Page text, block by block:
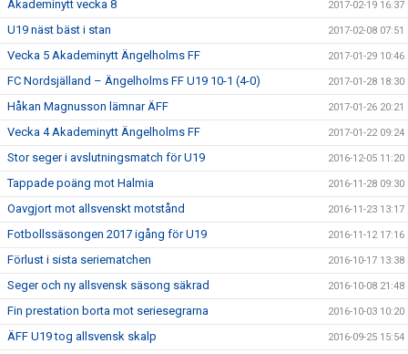
Akademinytt vecka 8 2017-02-19 16:37
U19 näst bäst i stan 2017-02-08 07:51
Vecka 5 Akademinytt Ängelholms FF 2017-01-29 10:46
FC Nordsjälland – Ängelholms FF U19 10-1 (4-0) 2017-01-28 18:30
Håkan Magnusson lämnar ÄFF 2017-01-26 20:21
Vecka 4 Akademinytt Ängelholms FF 2017-01-22 09:24
Stor seger i avslutningsmatch för U19 2016-12-05 11:20
Tappade poäng mot Halmia 2016-11-28 09:30
Oavgjort mot allsvenskt motstånd 2016-11-23 13:17
Fotbollssäsongen 2017 igång för U19 2016-11-12 17:16
Förlust i sista seriematchen 2016-10-17 13:38
Seger och ny allsvensk säsong säkrad 2016-10-08 21:48
Fin prestation borta mot seriesegrarna 2016-10-03 10:20
ÄFF U19 tog allsvensk skalp 2016-09-25 15:54